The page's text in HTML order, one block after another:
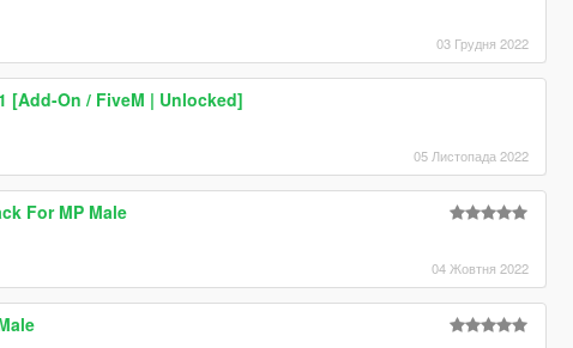
03 Грудня 2022
[Add-On / FiveM | Unlocked]
05 Листопада 2022
For MP Male
04 Жовтня 2022